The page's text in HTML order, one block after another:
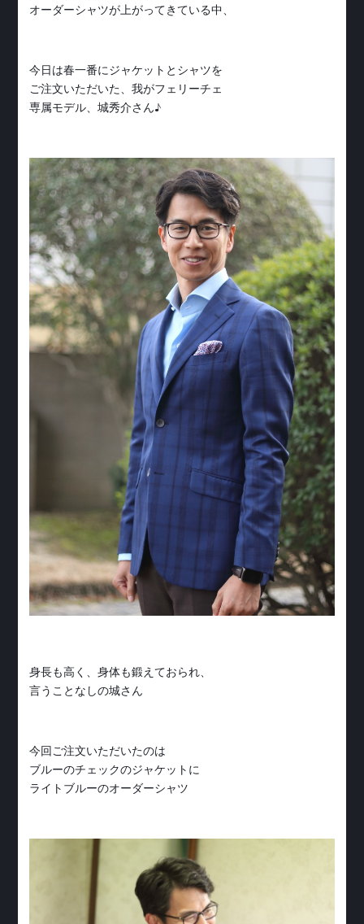
オーダーシャツが上がってきている中、
今日は春一番にジャケットとシャツを
ご注文いただいた、我がフェリーチェ
専属モデル、城秀介さん♪
身長も高く、身体も鍛えておられ、
言うことなしの城さん
今回ご注文いただいたのは
ブルーのチェックのジャケットに
ライトブルーのオーダーシャツ